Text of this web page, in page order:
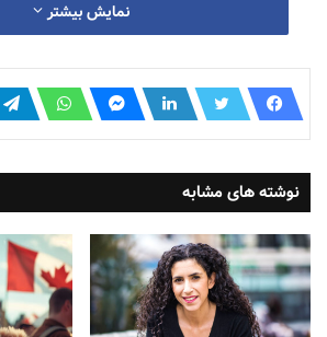
می‌گذارد. این تغییرات به منظور فراگیری و
کانادا طراحی شده‌اند، زیرا ما متعهد به
تابعیت هستیم.”
با این حال، قانون همچنین بیان می‌کند که
متوالی حضور فیزیکی در کانادا قبل از تولد یا
را داشته باشند تا بتوانند تابعیت را منتقل کنند.”
به عبارت دیگر، فرزندانی که توسط شهروندان
خارج از کشور به دنیا آمده یا به فرزندی
نمایش بیشتر
نوشته های مشابه